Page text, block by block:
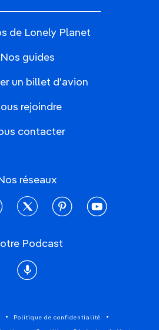
de Lonely Planet
Nos guides
un billet d'avion
rejoindre
contacter
réseaux
twitter pinterestyoutube
Podcast
Podcast
Politique de confidentialité